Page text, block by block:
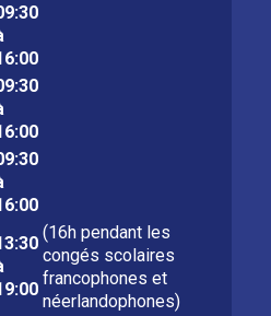
(16h pendant les
congés scolaires
francophones et
néerlandophones)